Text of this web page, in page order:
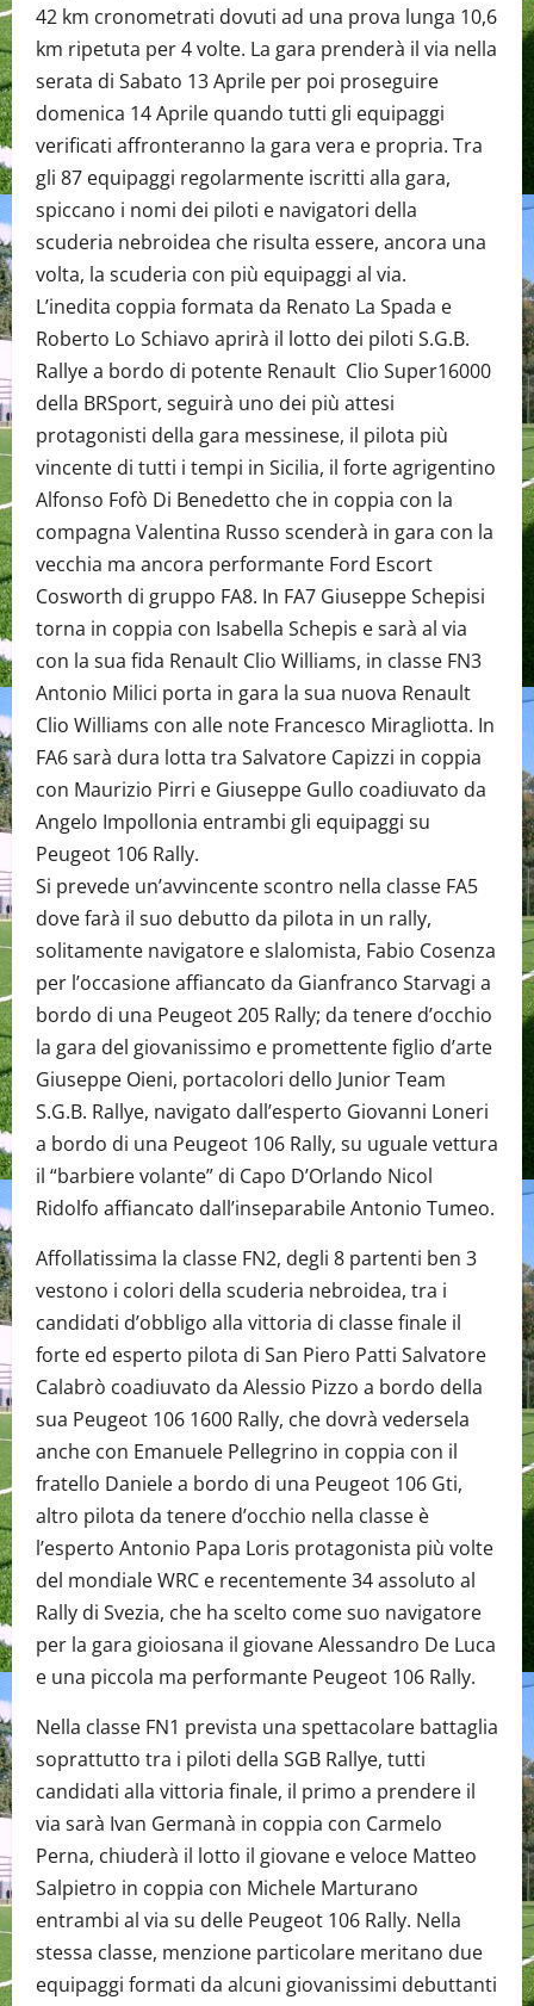
42 km cronometrati dovuti ad una prova lunga 10,6
km ripetuta per 4 volte. La gara prenderà il via nella
serata di Sabato 13 Aprile per poi proseguire
domenica 14 Aprile quando tutti gli equipaggi
verificati affronteranno la gara vera e propria. Tra
gli 87 equipaggi regolarmente iscritti alla gara,
spiccano i nomi dei piloti e navigatori della
scuderia nebroidea che risulta essere, ancora una
volta, la scuderia con più equipaggi al via.
L’inedita coppia formata da Renato La Spada e
Roberto Lo Schiavo aprirà il lotto dei piloti S.G.B.
Rallye a bordo di potente Renault Clio Super16000
della BRSport, seguirà uno dei più attesi
protagonisti della gara messinese, il pilota più
vincente di tutti i tempi in Sicilia, il forte agrigentino
Alfonso Fofò Di Benedetto che in coppia con la
compagna Valentina Russo scenderà in gara con la
vecchia ma ancora performante Ford Escort
Cosworth di gruppo FA8. In FA7 Giuseppe Schepisi
torna in coppia con Isabella Schepis e sarà al via
con la sua fida Renault Clio Williams, in classe FN3
Antonio Milici porta in gara la sua nuova Renault
Clio Williams con alle note Francesco Miragliotta. In
FA6 sarà dura lotta tra Salvatore Capizzi in coppia
con Maurizio Pirri e Giuseppe Gullo coadiuvato da
Angelo Impollonia entrambi gli equipaggi su
Peugeot 106 Rally.
Si prevede un’avvincente scontro nella classe FA5
dove farà il suo debutto da pilota in un rally,
solitamente navigatore e slalomista, Fabio Cosenza
per l’occasione affiancato da Gianfranco Starvagi a
bordo di una Peugeot 205 Rally; da tenere d’occhio
la gara del giovanissimo e promettente figlio d’arte
Giuseppe Oieni, portacolori dello Junior Team
S.G.B. Rallye, navigato dall’esperto Giovanni Loneri
a bordo di una Peugeot 106 Rally, su uguale vettura
il “barbiere volante” di Capo D’Orlando Nicol
Ridolfo affiancato dall’inseparabile Antonio Tumeo.
Affollatissima la classe FN2, degli 8 partenti ben 3
vestono i colori della scuderia nebroidea, tra i
candidati d’obbligo alla vittoria di classe finale il
forte ed esperto pilota di San Piero Patti Salvatore
Calabrò coadiuvato da Alessio Pizzo a bordo della
sua Peugeot 106 1600 Rally, che dovrà vedersela
anche con Emanuele Pellegrino in coppia con il
fratello Daniele a bordo di una Peugeot 106 Gti,
altro pilota da tenere d’occhio nella classe è
l’esperto Antonio Papa Loris protagonista più volte
del mondiale WRC e recentemente 34 assoluto al
Rally di Svezia, che ha scelto come suo navigatore
per la gara gioiosana il giovane Alessandro De Luca
e una piccola ma performante Peugeot 106 Rally.
Nella classe FN1 prevista una spettacolare battaglia
soprattutto tra i piloti della SGB Rallye, tutti
candidati alla vittoria finale, il primo a prendere il
via sarà Ivan Germanà in coppia con Carmelo
Perna, chiuderà il lotto il giovane e veloce Matteo
Salpietro in coppia con Michele Marturano
entrambi al via su delle Peugeot 106 Rally. Nella
stessa classe, menzione particolare meritano due
equipaggi formati da alcuni giovanissimi debuttanti